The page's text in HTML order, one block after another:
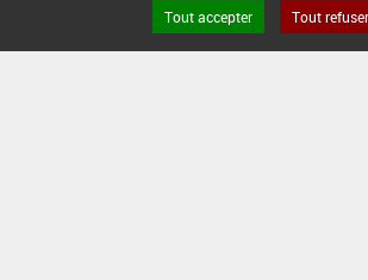
En l'absence de distance de sécurité
dans l'AMM, l'arrêté du 4 mai 2017
Tout accepter Tout refuser